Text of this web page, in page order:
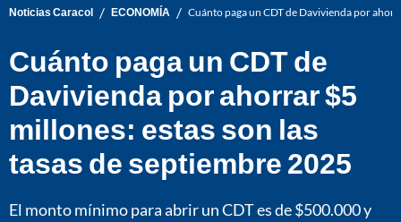
Noticias Caracol / ECONOMÍA / Cuánto paga un CDT de Davivienda por
Cuánto paga un CDT de
Davivienda por ahorrar $5
millones: estas son las
tasas de septiembre 2025
El monto mínimo para abrir un CDT es de $500.000 y